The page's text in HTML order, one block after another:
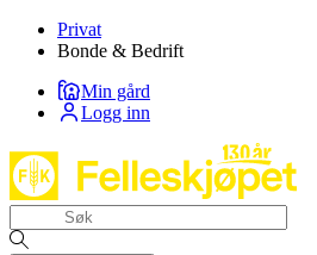
Privat
Bonde & Bedrift
Min gård
Logg inn